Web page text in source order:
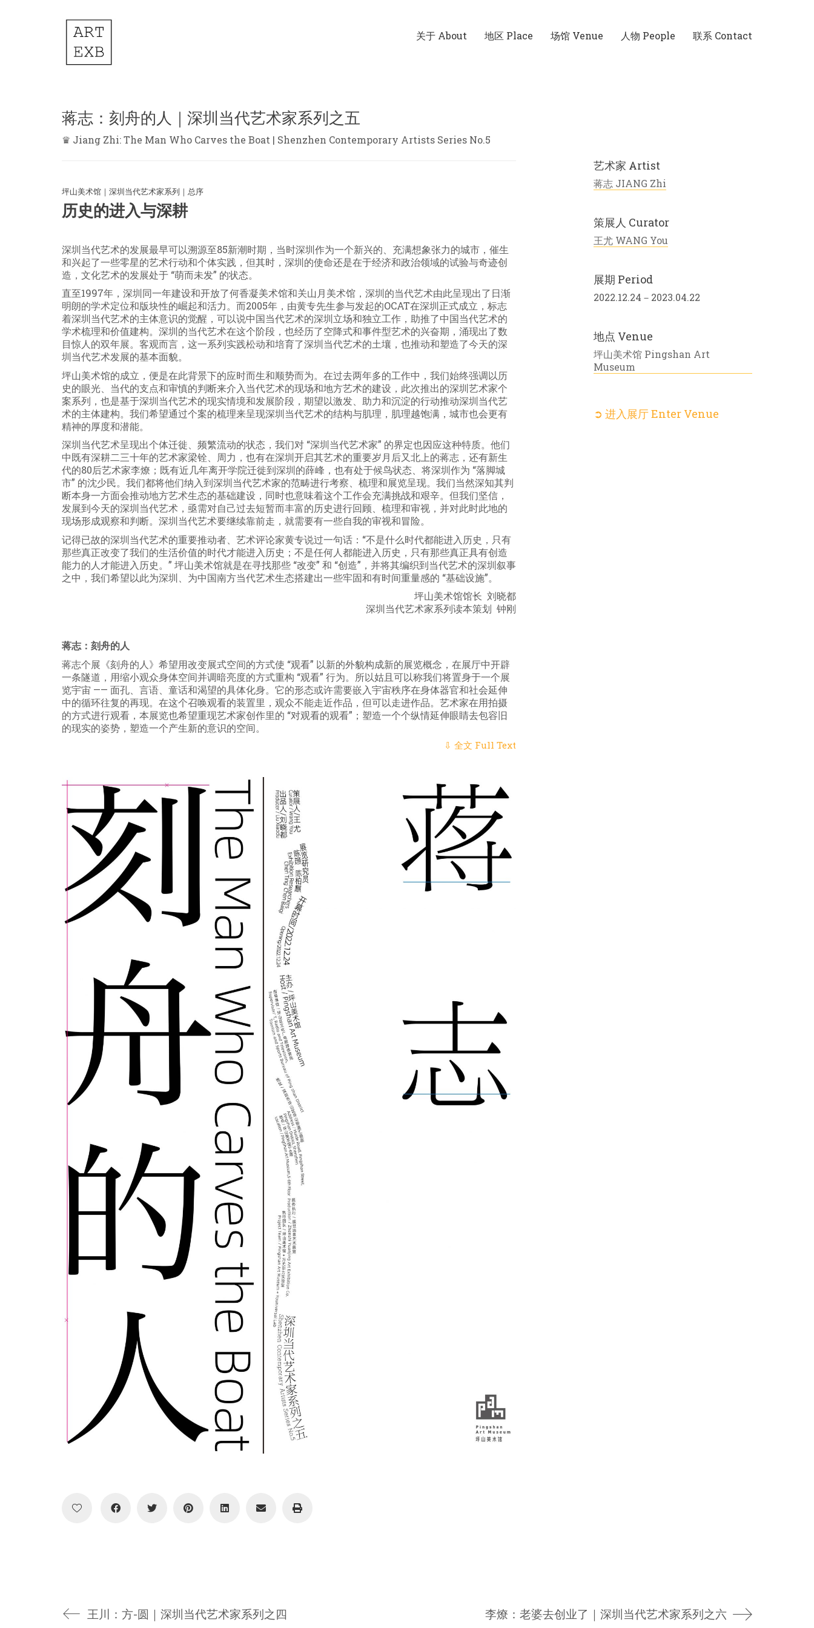
关于 About 地区 Place 场馆 Venue 人物 People 联系 Contact
蒋志：刻舟的人｜深圳当代艺术家系列之五
♛ Jiang Zhi: The Man Who Carves the Boat | Shenzhen Contemporary Artists Series No.5
坪山美术馆｜深圳当代艺术家系列｜总序
历史的进入与深耕
深圳当代艺术的发展最早可以溯源至85新潮时期，当时深圳作为一个新兴的、充满想象张力的城市，催生
和兴起了一些零星的艺术行动和个体实践，但其时，深圳的使命还是在于经济和政治领域的试验与奇迹创
造，文化艺术的发展处于 “萌而未发” 的状态。
直至1997年，深圳同一年建设和开放了何香凝美术馆和关山月美术馆，深圳的当代艺术由此呈现出了日渐
明朗的学术定位和版块性的崛起和活力。而2005年，由黄专先生参与发起的OCAT在深圳正式成立，标志
着深圳当代艺术的主体意识的觉醒，可以说中国当代艺术的深圳立场和独立工作，助推了中国当代艺术的
学术梳理和价值建构。深圳的当代艺术在这个阶段，也经历了空降式和事件型艺术的兴奋期，涌现出了数
目惊人的双年展。客观而言，这一系列实践松动和培育了深圳当代艺术的土壤，也推动和塑造了今天的深
圳当代艺术发展的基本面貌。
坪山美术馆的成立，便是在此背景下的应时而生和顺势而为。在过去两年多的工作中，我们始终强调以历
史的眼光、当代的支点和审慎的判断来介入当代艺术的现场和地方艺术的建设，此次推出的深圳艺术家个
案系列，也是基于深圳当代艺术的现实情境和发展阶段，期望以激发、助力和沉淀的行动推动深圳当代艺
术的主体建构。我们希望通过个案的梳理来呈现深圳当代艺术的结构与肌理，肌理越饱满，城市也会更有
精神的厚度和潜能。
深圳当代艺术呈现出个体迁徙、频繁流动的状态，我们对 “深圳当代艺术家” 的界定也因应这种特质。他们
中既有深耕二三十年的艺术家梁铨、周力，也有在深圳开启其艺术的重要岁月后又北上的蒋志，还有新生
代的80后艺术家李燎；既有近几年离开学院迁徙到深圳的薛峰，也有处于候鸟状态、将深圳作为 “落脚城
市” 的沈少民。我们都将他们纳入到深圳当代艺术家的范畴进行考察、梳理和展览呈现。我们当然深知其判
断本身一方面会推动地方艺术生态的基础建设，同时也意味着这个工作会充满挑战和艰辛。但我们坚信，
发展到今天的深圳当代艺术，亟需对自己过去短暂而丰富的历史进行回顾、梳理和审视，并对此时此地的
现场形成观察和判断。深圳当代艺术要继续靠前走，就需要有一些自我的审视和冒险。
记得已故的深圳当代艺术的重要推动者、艺术评论家黄专说过一句话：“不是什么时代都能进入历史，只有
那些真正改变了我们的生活价值的时代才能进入历史；不是任何人都能进入历史，只有那些真正具有创造
能力的人才能进入历史。” 坪山美术馆就是在寻找那些 “改变” 和 “创造”，并将其编织到当代艺术的深圳叙事
之中，我们希望以此为深圳、为中国南方当代艺术生态搭建出一些牢固和有时间重量感的 “基础设施”。
坪山美术馆馆长 刘晓都
深圳当代艺术家系列读本策划 钟刚
蒋志：刻舟的人
蒋志个展《刻舟的人》希望用改变展式空间的方式使 “观看” 以新的外貌构成新的展览概念，在展厅中开辟
一条隧道，用缩小观众身体空间并调暗亮度的方式重构 “观看” 行为。所以姑且可以称我们将置身于一个展
览宇宙 —— 面孔、言语、童话和渴望的具体化身。它的形态或许需要嵌入宇宙秩序在身体器官和社会延伸
中的循环往复的再现。在这个召唤观看的装置里，观众不能走近作品，但可以走进作品。艺术家在用拍摄
的方式进行观看，本展览也希望重现艺术家创作里的 “对观看的观看”；塑造一个个纵情延伸眼睛去包容旧
的现实的姿势，塑造一个产生新的意识的空间。
⇩ 全文 Full Text
艺术家 Artist
蒋志 JIANG Zhi
策展人 Curator
王尤 WANG You
展期 Period
2022.12.24－2023.04.22
地点 Venue
坪山美术馆 Pingshan Art
Museum
➲ 进入展厅 Enter Venue
王川：方-圆｜深圳当代艺术家系列之四 李燎：老婆去创业了｜深圳当代艺术家系列之六